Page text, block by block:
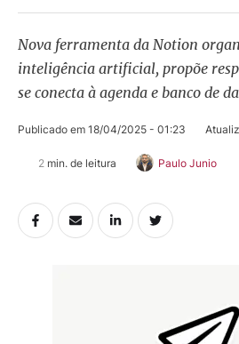
Nova ferramenta da Notion
inteligência artificial, propõe
se conecta à agenda e banco de
Publicado em 18/04/2025 - 01:23
2 min. de leitura Paulo Junio